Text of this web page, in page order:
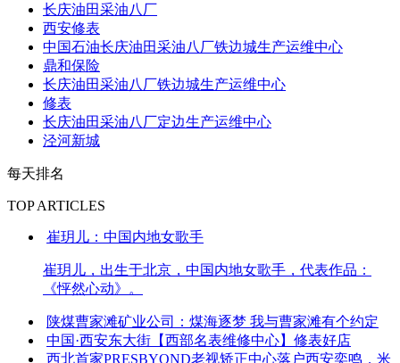
长庆油田采油八厂
西安修表
中国石油长庆油田采油八厂铁边城生产运维中心
鼎和保险
长庆油田采油八厂铁边城生产运维中心
修表
长庆油田采油八厂定边生产运维中心
泾河新城
每天排名
TOP ARTICLES
崔玥儿：中国内地女歌手
崔玥儿，出生于北京，中国内地女歌手，代表作品：
《怦然心动》。
陕煤曹家滩矿业公司：煤海逐梦 我与曹家滩有个约定
中国·西安东大街【西部名表维修中心】修表好店
西北首家PRESBYOND老视矫正中心落户西安奕鸣，米